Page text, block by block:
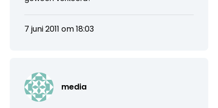
7 juni 2011 om 18:03
media